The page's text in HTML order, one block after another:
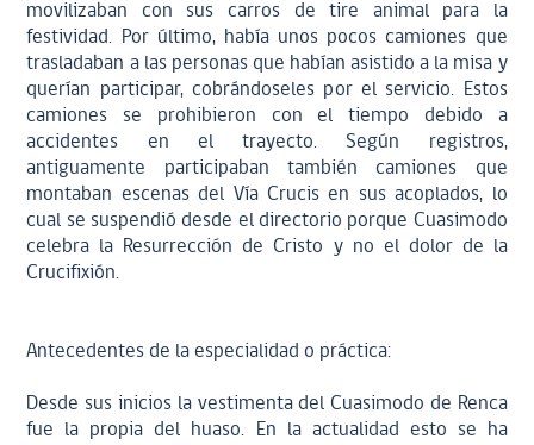
movilizaban con sus carros de tire animal para la
festividad. Por último, había unos pocos camiones que
trasladaban a las personas que habían asistido a la misa y
querían participar, cobrándoseles por el servicio. Estos
camiones se prohibieron con el tiempo debido a
accidentes en el trayecto. Según registros,
antiguamente participaban también camiones que
montaban escenas del Vía Crucis en sus acoplados, lo
cual se suspendió desde el directorio porque Cuasimodo
celebra la Resurrección de Cristo y no el dolor de la
Crucifixión.
Antecedentes de la especialidad o práctica:
Desde sus inicios la vestimenta del Cuasimodo de Renca
fue la propia del huaso. En la actualidad esto se ha